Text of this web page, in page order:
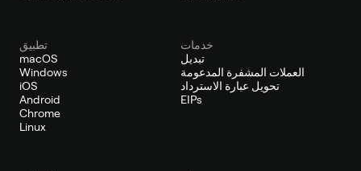
تطبيق
macOS
Windows
iOS
Android
Chrome
Linux
خدمات
تبديل
العملات المشفرة المدعومة
تحويل عبارة الاسترداد
EIPs